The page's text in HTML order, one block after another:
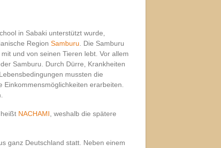
in Sabaki unterstützt wurde,
RegionSamburu . Die Samburu
und von seinen Tieren lebt. Vor allem
Samburu. Durch Dürre, Krankheiten
mussten die
erarbeiten.
NACHAMI , weshalb die spätere
ganz Deutschland statt. Neben einem